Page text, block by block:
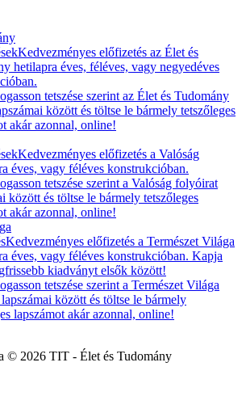
Kedvezményes előfizetés az Élet és
hetilapra éves, féléves, vagy negyedéves
tetszése szerint az Élet és Tudomány
között és töltse le bármely tetszőleges
akár azonnal, online!
Kedvezményes előfizetés a Valóság
éves, vagy féléves konstrukcióban.
tetszése szerint a Valóság folyóirat
között és töltse le bármely tetszőleges
akár azonnal, online!
Kedvezményes előfizetés a Természet Világa
éves, vagy féléves konstrukcióban. Kapja
kiadványt elsők között!
tetszése szerint a Természet Világa
között és töltse le bármely
lapszámot akár azonnal, online!
© 2026 TIT - Élet és Tudomány